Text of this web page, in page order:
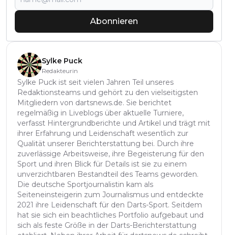
Abonnieren
Sylke Puck
Redakteurin
Sylke Puck ist seit vielen Jahren Teil unseres
Redaktionsteams und gehört zu den vielseitigsten
Mitgliedern von dartsnews.de. Sie berichtet
regelmäßig in Liveblogs über aktuelle Turniere,
verfasst Hintergrundberichte und Artikel und trägt mit
ihrer Erfahrung und Leidenschaft wesentlich zur
Qualität unserer Berichterstattung bei. Durch ihre
zuverlässige Arbeitsweise, ihre Begeisterung für den
Sport und ihren Blick für Details ist sie zu einem
unverzichtbaren Bestandteil des Teams geworden.
Die deutsche Sportjournalistin kam als
Seiteneinsteigerin zum Journalismus und entdeckte
2021 ihre Leidenschaft für den Darts-Sport. Seitdem
hat sie sich ein beachtliches Portfolio aufgebaut und
sich als feste Größe in der Darts-Berichterstattung